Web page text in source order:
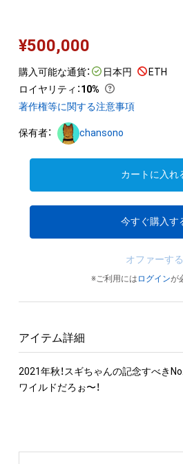
¥500,000
購入可能な通貨： 日本円
ETH
ロイヤリティ ：10%
著作権等に関する注意事項
保有者： chansono
カートに入れ
今すぐ購入す
オファーする
※ご利用には ログインが
アイテム詳細
2021年秋！スギちゃんの記念すべき
ワイルドだろぉ〜！